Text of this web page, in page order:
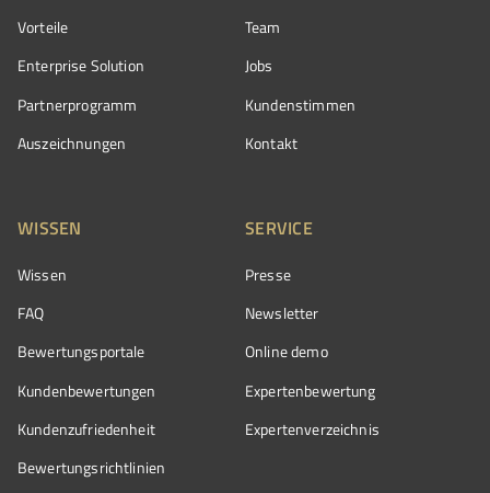
Vorteile
Enterprise Solution
Partnerprogramm
Auszeichnungen
Team
Jobs
Kundenstimmen
Kontakt
WISSEN
Wissen
FAQ
Bewertungsportale
Kundenbewertungen
Kundenzufriedenheit
Bewertungs­richtlinien
SERVICE
Presse
Newsletter
Online demo
Expertenbewertung
Expertenverzeichnis